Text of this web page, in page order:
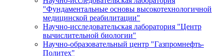
"Фундаментальные основы высокотехнологичной
медицинской реабилитации"
Научно-исследовательская лаборатория "Центр
вычислительной биологии"
Научно-образовательный центр "Газпромнефть-
Политех"